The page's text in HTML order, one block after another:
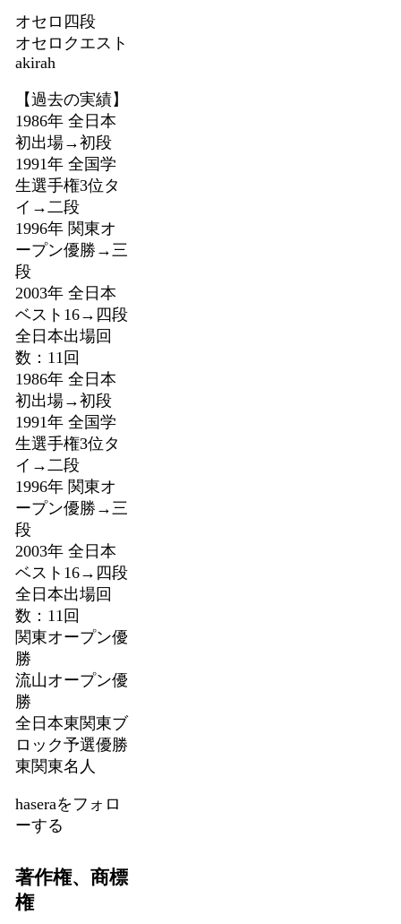
オセロ四段
オセロクエスト
akirah
【過去の実績】
1986年 全日本
初出場→初段
1991年 全国学
生選手権3位タ
イ→二段
1996年 関東オ
ープン優勝→三
段
2003年 全日本
ベスト16→四段
全日本出場回
数：11回
1986年 全日本
初出場→初段
1991年 全国学
生選手権3位タ
イ→二段
1996年 関東オ
ープン優勝→三
段
2003年 全日本
ベスト16→四段
全日本出場回
数：11回
関東オープン優
勝
流山オープン優
勝
全日本東関東ブ
ロック予選優勝
東関東名人
haseraをフォロ
ーする
著作権、商標
権